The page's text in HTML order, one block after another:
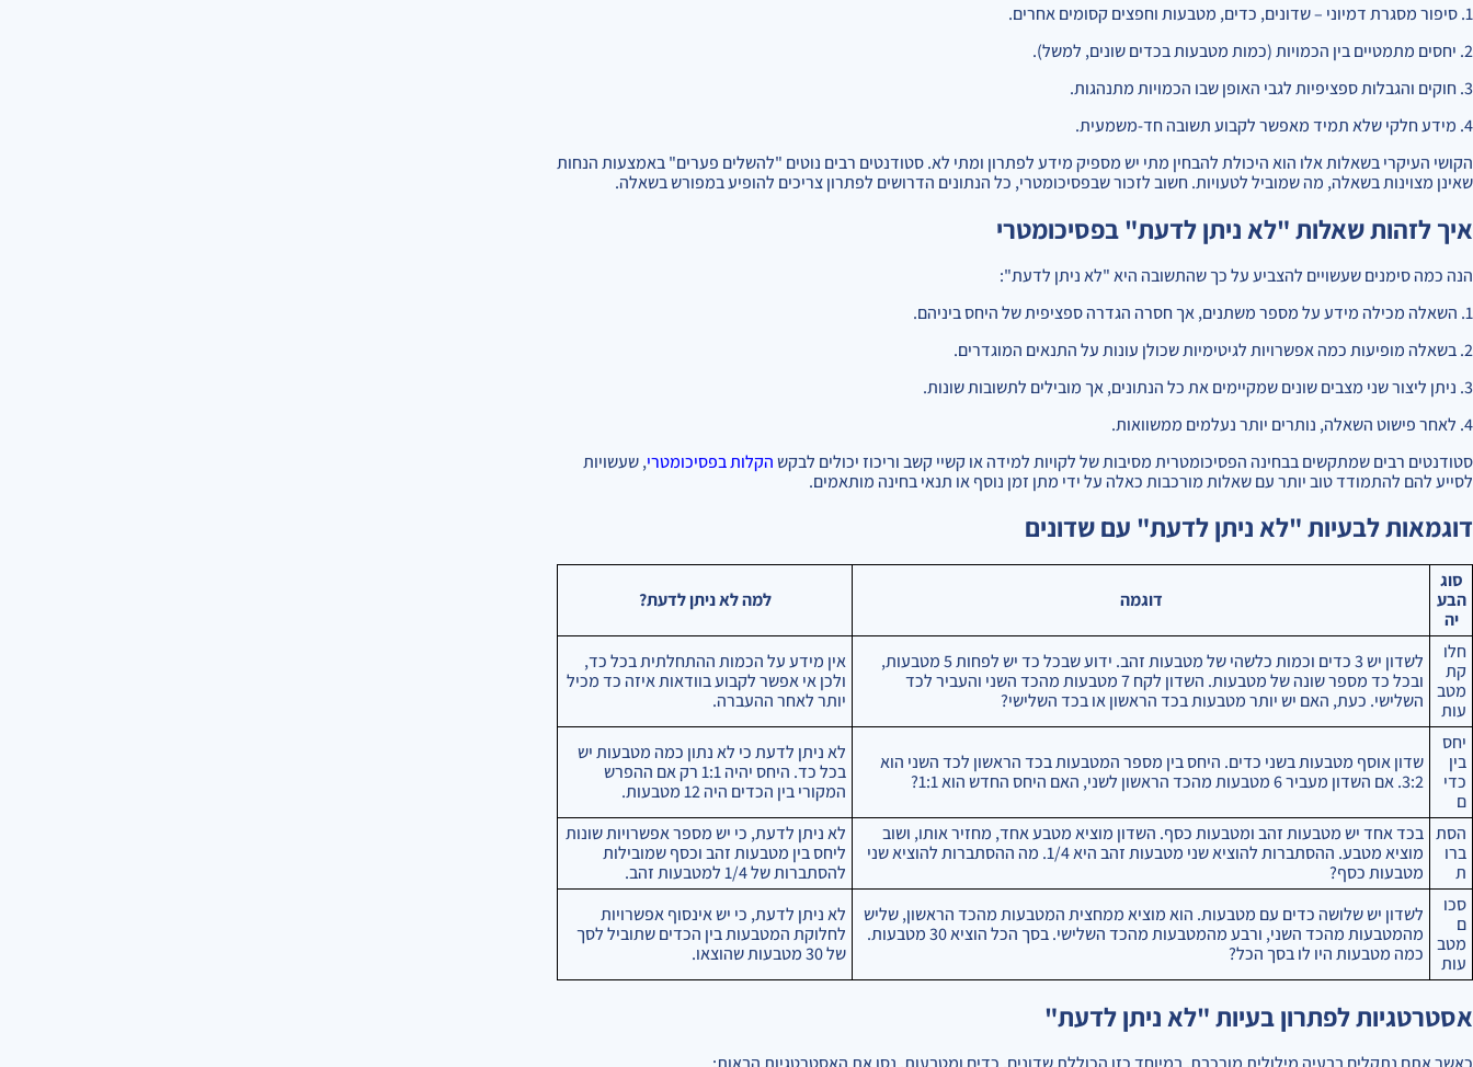
1. סיפור מסגרת דמיוני – שדונים, כדים, מטבעות וחפצים קסומים אחרים.
2. יחסים מתמטיים בין הכמויות (כמות מטבעות בכדים שונים, למשל).
3. חוקים והגבלות ספציפיות לגבי האופן שבו הכמויות מתנהגות.
4. מידע חלקי שלא תמיד מאפשר לקבוע תשובה חד-משמעית.
הקושי העיקרי בשאלות אלו הוא היכולת להבחין מתי יש מספיק מידע לפתרון ומתי לא. סטודנטים רבים נוטים "להשלים פערים" באמצעות הנחות
שאינן מצוינות בשאלה, מה שמוביל לטעויות. חשוב לזכור שבפסיכומטרי, כל הנתונים הדרושים לפתרון צריכים להופיע במפורש בשאלה.
איך לזהות שאלות "לא ניתן לדעת" בפסיכומטרי
הנה כמה סימנים שעשויים להצביע על כך שהתשובה היא "לא ניתן לדעת":
1. השאלה מכילה מידע על מספר משתנים, אך חסרה הגדרה ספציפית של היחס ביניהם.
2. בשאלה מופיעות כמה אפשרויות לגיטימיות שכולן עונות על התנאים המוגדרים.
3. ניתן ליצור שני מצבים שונים שמקיימים את כל הנתונים, אך מובילים לתשובות שונות.
4. לאחר פישוט השאלה, נותרים יותר נעלמים ממשוואות.
סטודנטים רבים שמתקשים בבחינה הפסיכומטרית מסיבות של לקויות למידה או קשיי קשב וריכוז יכולים לבקשהקלות בפסיכומטרי, שעשויות
לסייע להם להתמודד טוב יותר עם שאלות מורכבות כאלה על ידי מתן זמן נוסף או תנאי בחינה מותאמים.
דוגמאות לבעיות "לא ניתן לדעת" עם שדונים
סוג
הבע
יה
דוגמה למה לא ניתן לדעת?
חלו
קת
מטב
עות
לשדון יש 3 כדים וכמות כלשהי של מטבעות זהב. ידוע שבכל כד יש לפחות 5 מטבעות,
ובכל כד מספר שונה של מטבעות. השדון לקח 7 מטבעות מהכד השני והעביר לכד
השלישי. כעת, האם יש יותר מטבעות בכד הראשון או בכד השלישי?
אין מידע על הכמות ההתחלתית בכל כד,
ולכן אי אפשר לקבוע בוודאות איזה כד מכיל
יותר לאחר ההעברה.
יחס
בין
כדי
ם
שדון אוסף מטבעות בשני כדים. היחס בין מספר המטבעות בכד הראשון לכד השני הוא
3:2. אם השדון מעביר 6 מטבעות מהכד הראשון לשני, האם היחס החדש הוא 1:1?
לא ניתן לדעת כי לא נתון כמה מטבעות יש
בכל כד. היחס יהיה 1:1 רק אם ההפרש
המקורי בין הכדים היה 12 מטבעות.
הסת
ברו
ת
בכד אחד יש מטבעות זהב ומטבעות כסף. השדון מוציא מטבע אחד, מחזיר אותו, ושוב
מוציא מטבע. ההסתברות להוציא שני מטבעות זהב היא 1/4. מה ההסתברות להוציא שני
מטבעות כסף?
לא ניתן לדעת, כי יש מספר אפשרויות שונות
ליחס בין מטבעות זהב וכסף שמובילות
להסתברות של 1/4 למטבעות זהב.
סכו
ם
מטב
עות
לשדון יש שלושה כדים עם מטבעות. הוא מוציא ממחצית המטבעות מהכד הראשון, שליש
מהמטבעות מהכד השני, ורבע מהמטבעות מהכד השלישי. בסך הכל הוציא 30 מטבעות.
כמה מטבעות היו לו בסך הכל?
לא ניתן לדעת, כי יש אינסוף אפשרויות
לחלוקת המטבעות בין הכדים שתוביל לסך
של 30 מטבעות שהוצאו.
אסטרטגיות לפתרון בעיות "לא ניתן לדעת"